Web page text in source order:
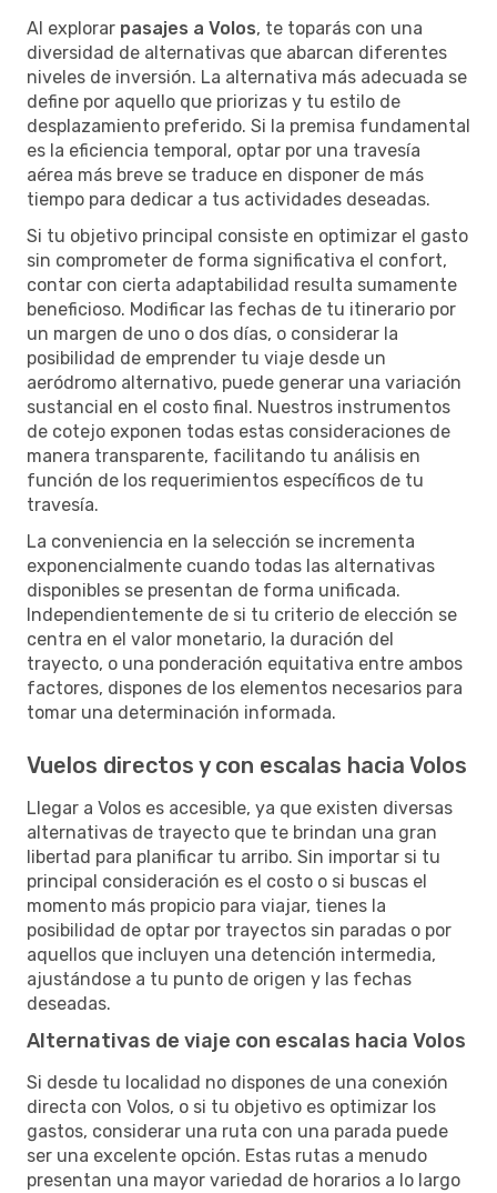
Al explorar pasajes a Volos, te toparás con una
diversidad de alternativas que abarcan diferentes
niveles de inversión. La alternativa más adecuada se
define por aquello que priorizas y tu estilo de
desplazamiento preferido. Si la premisa fundamental
es la eficiencia temporal, optar por una travesía
aérea más breve se traduce en disponer de más
tiempo para dedicar a tus actividades deseadas.
Si tu objetivo principal consiste en optimizar el gasto
sin comprometer de forma significativa el confort,
contar con cierta adaptabilidad resulta sumamente
beneficioso. Modificar las fechas de tu itinerario por
un margen de uno o dos días, o considerar la
posibilidad de emprender tu viaje desde un
aeródromo alternativo, puede generar una variación
sustancial en el costo final. Nuestros instrumentos
de cotejo exponen todas estas consideraciones de
manera transparente, facilitando tu análisis en
función de los requerimientos específicos de tu
travesía.
La conveniencia en la selección se incrementa
exponencialmente cuando todas las alternativas
disponibles se presentan de forma unificada.
Independientemente de si tu criterio de elección se
centra en el valor monetario, la duración del
trayecto, o una ponderación equitativa entre ambos
factores, dispones de los elementos necesarios para
tomar una determinación informada.
Vuelos directos y con escalas hacia Volos
Llegar a Volos es accesible, ya que existen diversas
alternativas de trayecto que te brindan una gran
libertad para planificar tu arribo. Sin importar si tu
principal consideración es el costo o si buscas el
momento más propicio para viajar, tienes la
posibilidad de optar por trayectos sin paradas o por
aquellos que incluyen una detención intermedia,
ajustándose a tu punto de origen y las fechas
deseadas.
Alternativas de viaje con escalas hacia Volos
Si desde tu localidad no dispones de una conexión
directa con Volos, o si tu objetivo es optimizar los
gastos, considerar una ruta con una parada puede
ser una excelente opción. Estas rutas a menudo
presentan una mayor variedad de horarios a lo largo